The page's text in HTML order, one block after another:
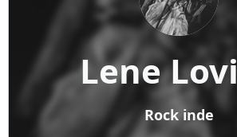
Lene
Rock inde